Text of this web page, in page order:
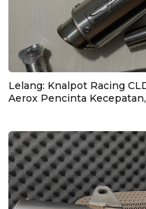
Lelang: Knalpot Racing
Aerox Pencinta